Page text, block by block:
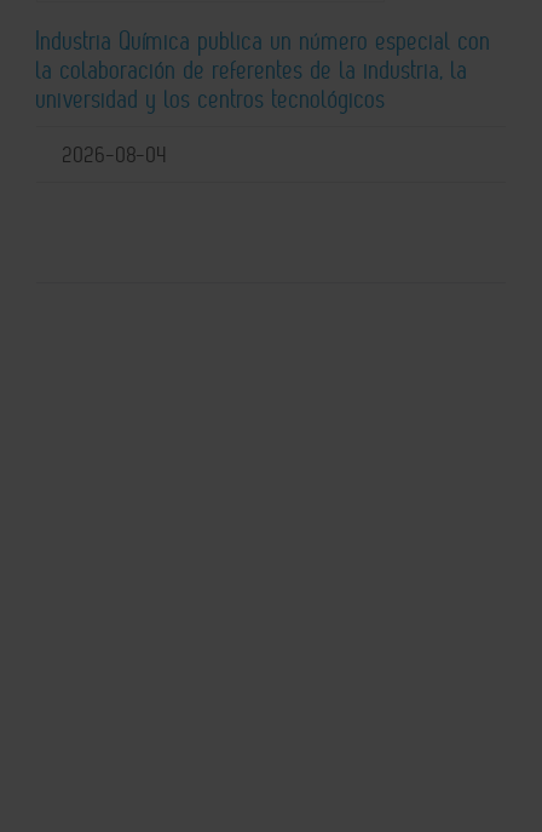
Industria Química publica un número especial con
la colaboración de referentes de la industria, la
universidad y los centros tecnológicos
2026-08-04